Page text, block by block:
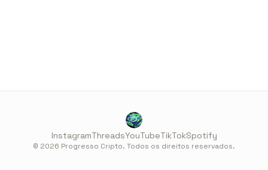
InstagramThreadsYouTubeTikTokSpotify
© 2026 Progresso Cripto. Todos os direitos reservados.